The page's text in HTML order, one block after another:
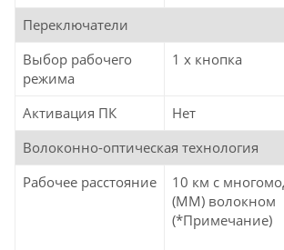
Переключатели
Выбор рабочего
режима
1 x кнопка
Активация ПК Нет
Волоконно-оптическая технология
Рабочее расстояние
10 км с
(MM) волокном
(*Примечание)